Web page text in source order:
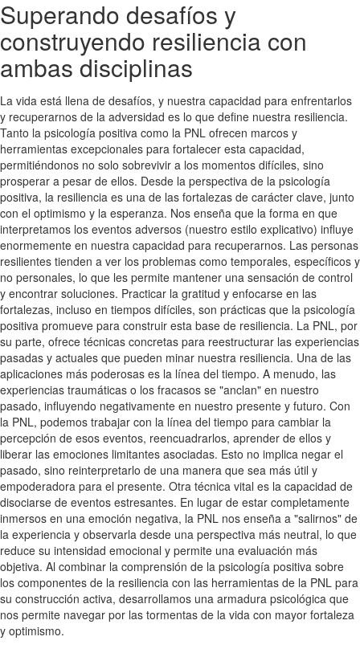
Superando desafíos y
construyendo resiliencia con
ambas disciplinas
La vida está llena de desafíos, y nuestra capacidad para enfrentarlos
y recuperarnos de la adversidad es lo que define nuestra resiliencia.
Tanto la psicología positiva como la PNL ofrecen marcos y
herramientas excepcionales para fortalecer esta capacidad,
permitiéndonos no solo sobrevivir a los momentos difíciles, sino
prosperar a pesar de ellos. Desde la perspectiva de la psicología
positiva, la resiliencia es una de las fortalezas de carácter clave, junto
con el optimismo y la esperanza. Nos enseña que la forma en que
interpretamos los eventos adversos (nuestro estilo explicativo) influye
enormemente en nuestra capacidad para recuperarnos. Las personas
resilientes tienden a ver los problemas como temporales, específicos y
no personales, lo que les permite mantener una sensación de control
y encontrar soluciones. Practicar la gratitud y enfocarse en las
fortalezas, incluso en tiempos difíciles, son prácticas que la psicología
positiva promueve para construir esta base de resiliencia. La PNL, por
su parte, ofrece técnicas concretas para reestructurar las experiencias
pasadas y actuales que pueden minar nuestra resiliencia. Una de las
aplicaciones más poderosas es la línea del tiempo. A menudo, las
experiencias traumáticas o los fracasos se "anclan" en nuestro
pasado, influyendo negativamente en nuestro presente y futuro. Con
la PNL, podemos trabajar con la línea del tiempo para cambiar la
percepción de esos eventos, reencuadrarlos, aprender de ellos y
liberar las emociones limitantes asociadas. Esto no implica negar el
pasado, sino reinterpretarlo de una manera que sea más útil y
empoderadora para el presente. Otra técnica vital es la capacidad de
disociarse de eventos estresantes. En lugar de estar completamente
inmersos en una emoción negativa, la PNL nos enseña a "salirnos" de
la experiencia y observarla desde una perspectiva más neutral, lo que
reduce su intensidad emocional y permite una evaluación más
objetiva. Al combinar la comprensión de la psicología positiva sobre
los componentes de la resiliencia con las herramientas de la PNL para
su construcción activa, desarrollamos una armadura psicológica que
nos permite navegar por las tormentas de la vida con mayor fortaleza
y optimismo.